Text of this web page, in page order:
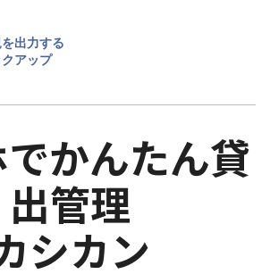
出力する
アップ
かんたん貸
出管理
シカン